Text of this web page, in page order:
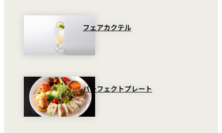
フェアカクテル
パーフェクトプレート